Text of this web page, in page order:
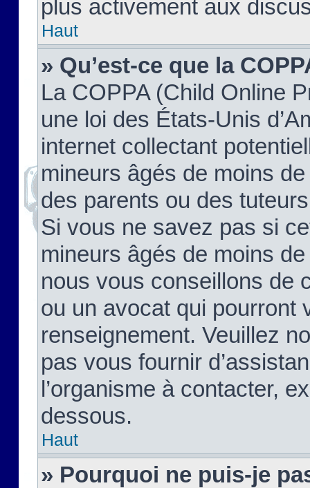
plus activement aux
Haut
» Qu’est-ce que la
La COPPA (Child Online
une loi des États-Unis
internet collectant
mineurs âgés de moins
des parents ou des
Si vous ne savez pas si
mineurs âgés de moins
nous vous conseillons de
ou un avocat qui pourront
renseignement. Veuillez
pas vous fournir
l’organisme à contacter,
dessous.
Haut
» Pourquoi ne puis-je